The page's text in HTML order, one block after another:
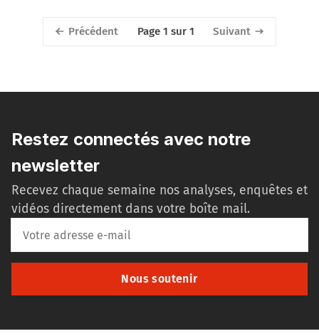
Précédent Page 1 sur 1 Suivant
Restez connectés avec notre
newsletter
Recevez chaque semaine nos analyses, enquêtes et
vidéos directement dans votre boîte mail.
Nous soutenir